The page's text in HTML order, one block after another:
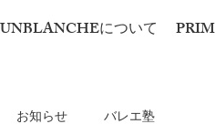
UNBLANCHEについて
お知らせ バレエ塾